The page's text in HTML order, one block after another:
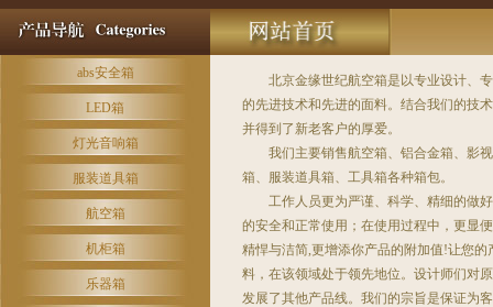
abs安全箱
LED箱
灯光音响箱
服装道具箱
航空箱
机柜箱
乐器箱
北京金缘世纪航空箱是以专业设计、专
的先进技术和先进的面料。结合我们的技
并得到了新老客户的厚爱。
我们主要销售航空箱、铝合金箱、影视
箱、服装道具箱、工具箱各种箱包。
工作人员更为严谨、科学、精细的做好
的安全和正常使用；在使用过程中，更显
精悍与洁简,更增添你产品的附加值!让您
料，在该领域处于领先地位。设计师们对
发展了其他产品线。我们的宗旨是保证为